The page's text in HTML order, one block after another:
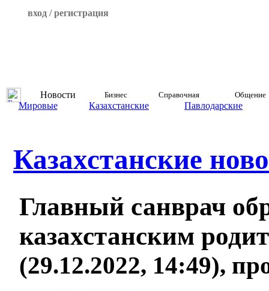
вход / регистрация
Новости Бизнес Справочная Общение
Мировые Казахстанские Павлодарские
Казахстанские
Главный санврач
казахстанским
(29.12.2022, 14:49),